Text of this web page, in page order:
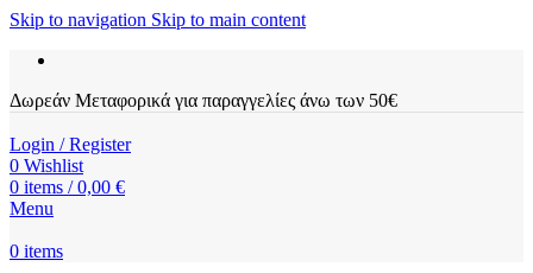
Skip to navigation Skip to main content
Δωρεάν Μεταφορικά για παραγγελίες άνω των 50€
Login / Register
0 Wishlist
0 items / 0,00 €
Menu
0 items